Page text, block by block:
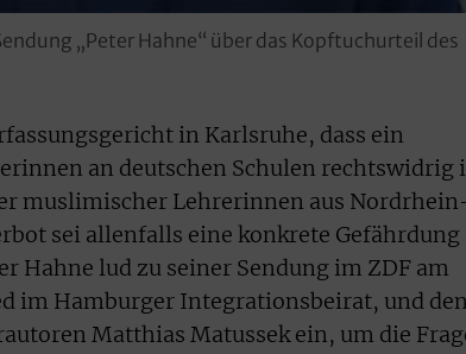
„Peter Hahne“ über das Kopftuchurteil des
in Karlsruhe, dass ein
an deutschen Schulen rechtswidrig
muslimischer Lehrerinnen aus
sei allenfalls eine konkrete Gefährdung
Hahne lud zu seiner Sendung im ZDF am
im Hamburger Integrationsbeirat, und den
Matthias Matussek ein, um die